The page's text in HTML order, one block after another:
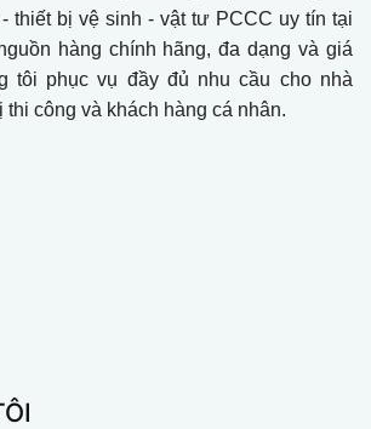
thiết bị vệ sinh - vật tư PCCC uy tín tại
hàng chính hãng, đa dạng và giá
tôi phục vụ đầy đủ nhu cầu cho nhà
thi công và khách hàng cá nhân.